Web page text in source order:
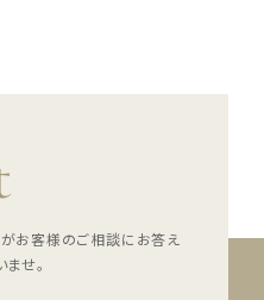
お客様のご相談にお答え
せ。